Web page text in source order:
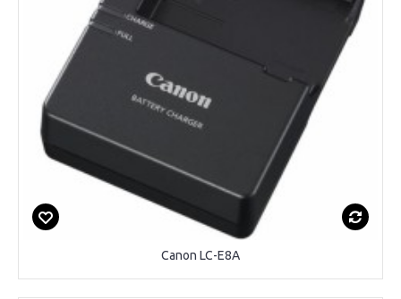
Canon LC-E8A